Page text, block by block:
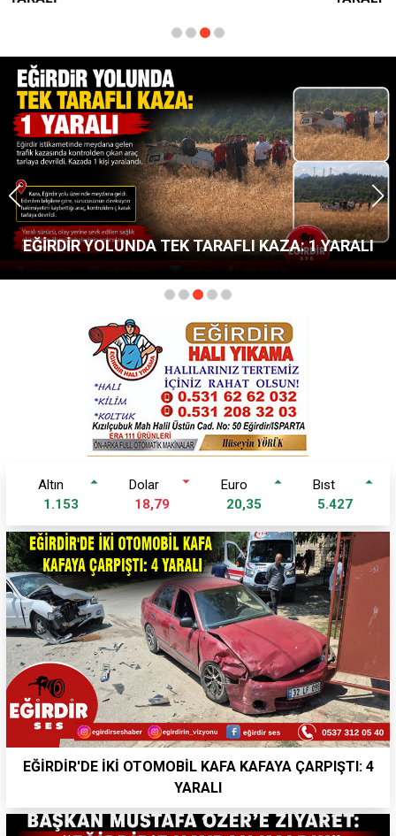
EĞİRDİR YOLUNDA TEK TARAFLI KAZA: 1 YARALI
altin
1.153
dolar
18,79
euro
20,35
bist
5.427
EĞİRDİR'DE İKİ OTOMOBİL KAFA KAFAYA ÇARPIŞTI: 4
YARALI